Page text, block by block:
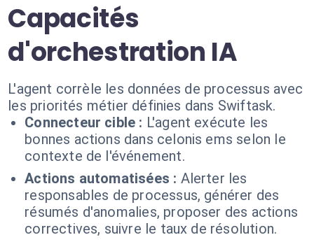
Capacités
d'orchestration IA
L'agent corrèle les données de processus avec
les priorités métier définies dans Swiftask.
Connecteur cible : L'agent exécute les
bonnes actions dans celonis ems selon le
contexte de l'événement.
Actions automatisées : Alerter les
responsables de processus, générer des
résumés d'anomalies, proposer des actions
correctives, suivre le taux de résolution.